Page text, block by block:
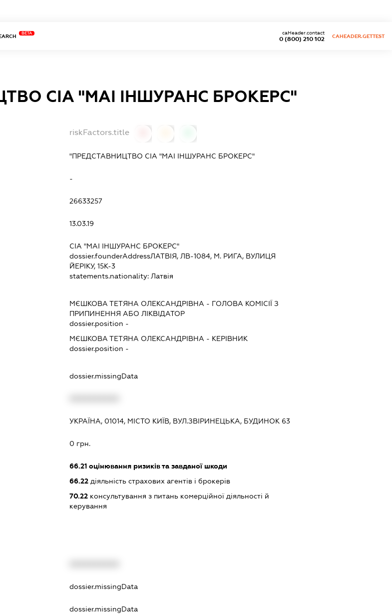
BETA
0 (800) 210 102
caHeader.contact
CAHEADER.GETTEST
СІА "МАІ ІНШУРАНС БРОКЕРС"
riskFactors.title
"ПРЕДСТАВНИЦТВО СІА "МАІ ІНШУРАНС БРОКЕРС"
-
26633257
13.03.19
СІА "МАІ ІНШУРАНС БРОКЕРС"
dossier.founderAddressЛАТВІЯ, ЛВ-1084, М. РИГА, ВУЛИЦЯ
ЙЕРІКУ, 15К-3
statements.nationality: Латвія
МЄШКОВА ТЕТЯНА ОЛЕКСАНДРІВНА - ГОЛОВА КОМІСІЇ З
ПРИПИНЕННЯ АБО ЛІКВІДАТОР
dossier.position -
МЄШКОВА ТЕТЯНА ОЛЕКСАНДРІВНА - КЕРІВНИК
dossier.position -
dossier.missingData
УКРАЇНА, 01014, МІСТО КИЇВ, ВУЛ.ЗВІРИНЕЦЬКА, БУДИНОК 63
0 грн.
66.21оцінювання ризиків та завданої шкоди
66.22діяльність страхових агентів і брокерів
70.22консультування з питань комерційної діяльності й
керування
dossier.missingData
dossier.missingData